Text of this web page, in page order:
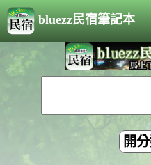
bluezz民宿筆記本
開